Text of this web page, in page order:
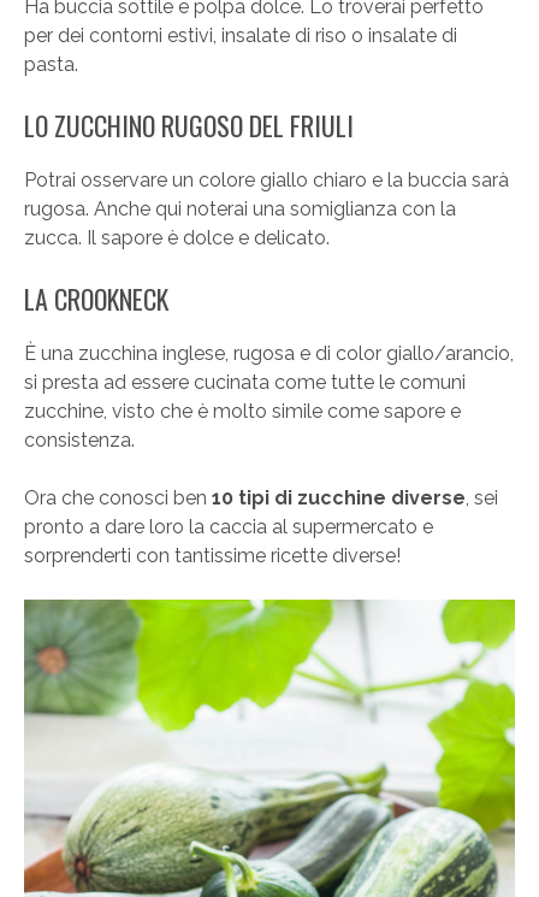
Ha buccia sottile e polpa dolce. Lo troverai perfetto
per dei contorni estivi, insalate di riso o insalate di
pasta.
LO ZUCCHINO RUGOSO DEL FRIULI
Potrai osservare un colore giallo chiaro e la buccia sarà
rugosa. Anche qui noterai una somiglianza con la
zucca. Il sapore è dolce e delicato.
LA CROOKNECK
È una zucchina inglese, rugosa e di color giallo/arancio,
si presta ad essere cucinata come tutte le comuni
zucchine, visto che è molto simile come sapore e
consistenza.
Ora che conosci ben 10 tipi di zucchine diverse, sei
pronto a dare loro la caccia al supermercato e
sorprenderti con tantissime ricette diverse!